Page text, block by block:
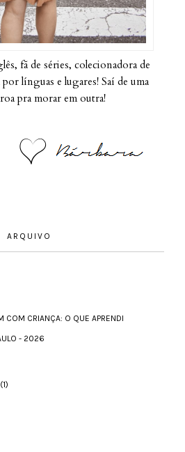
fã de séries, colecionadora de
por línguas e lugares! Saí de uma
pra morar em outra!
ARQUIVO
COM CRIANÇA: O QUE APRENDI
- 2026
(1)